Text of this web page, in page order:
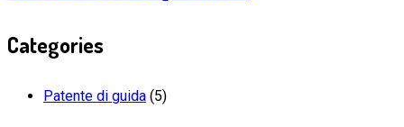
Categories
Patente di guida (5)